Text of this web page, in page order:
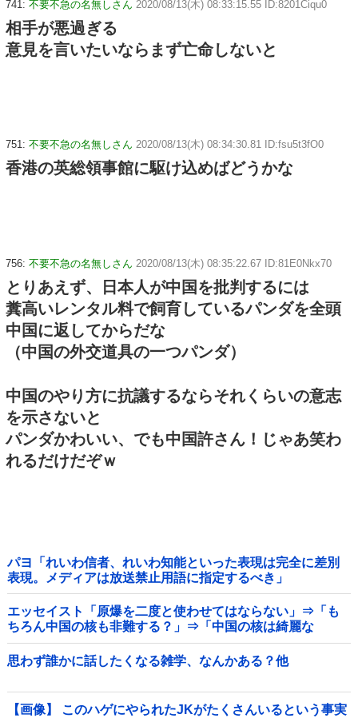
741: 不要不急の名無しさん 2020/08/13(木) 08:33:15.55 ID:8201Ciqu0
相手が悪過ぎる
意見を言いたいならまず亡命しないと
751: 不要不急の名無しさん 2020/08/13(木) 08:34:30.81 ID:fsu5t3fO0
香港の英総領事館に駆け込めばどうかな
756: 不要不急の名無しさん 2020/08/13(木) 08:35:22.67 ID:81E0Nkx70
とりあえず、日本人が中国を批判するには
糞高いレンタル料で飼育しているパンダを全頭
中国に返してからだな
（中国の外交道具の一つパンダ）
中国のやり方に抗議するならそれくらいの意志
を示さないと
パンダかわいい、でも中国許さん！じゃあ笑わ
れるだけだぞｗ
パヨ「れいわ信者、れいわ知能といった表現は完全に差別
表現。メディアは放送禁止用語に指定するべき」
エッセイスト「原爆を二度と使わせてはならない」⇒「も
ちろん中国の核も非難する？」⇒「中国の核は綺麗な
核！」
思わず誰かに話したくなる雑学、なんかある？他
【画像】 このハゲにやられたJKがたくさんいるという事実